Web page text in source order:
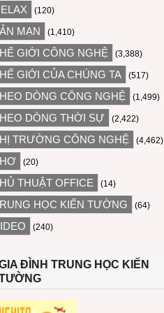
(120)
MẠN (1,410)
GIỚI CÔNG NGHỆ (3,388)
GIỚI CỦA CHÚNG TA (517)
DÒNG CÔNG NGHỆ (1,499)
DÒNG THỜI SỰ (2,422)
TRƯỜNG CÔNG NGHỆ (4,462)
(20)
THUẬT OFFICE (14)
HỌC KIẾN TƯỜNG (64)
(240)
ĐÌNH TRUNG HỌC KIẾN